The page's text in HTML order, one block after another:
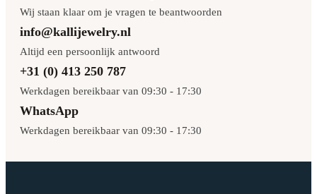
Wij staan klaar om je vragen te beantwoorden
info@kallijewelry.nl
Altijd een persoonlijk antwoord
+31 (0) 413 250 787
Werkdagen bereikbaar van 09:30 - 17:30
WhatsApp
Werkdagen bereikbaar van 09:30 - 17:30